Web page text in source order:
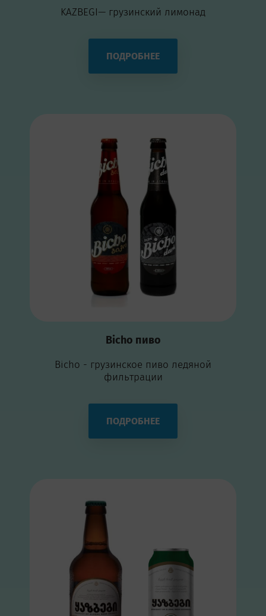
KAZBEGI— грузинский лимонад
ПОДРОБНЕЕ
Bicho пиво
Bicho - грузинское пиво ледяной
фильтрации
ПОДРОБНЕЕ